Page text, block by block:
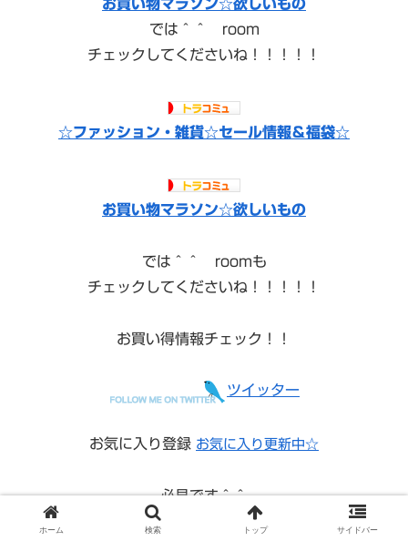
お買い物マラソン☆欲しいもの
では＾＾ room
チェックしてくださいね！！！！！
☆ファッション・雑貨☆セール情報＆福袋☆
お買い物マラソン☆欲しいもの
では＾＾ roomも
チェックしてくださいね！！！！！
お買い得情報チェック！！
ツイッター
お気に入り登録 お気に入り更新中☆
必見です＾＾
ホーム 検索 トップ サイドバー